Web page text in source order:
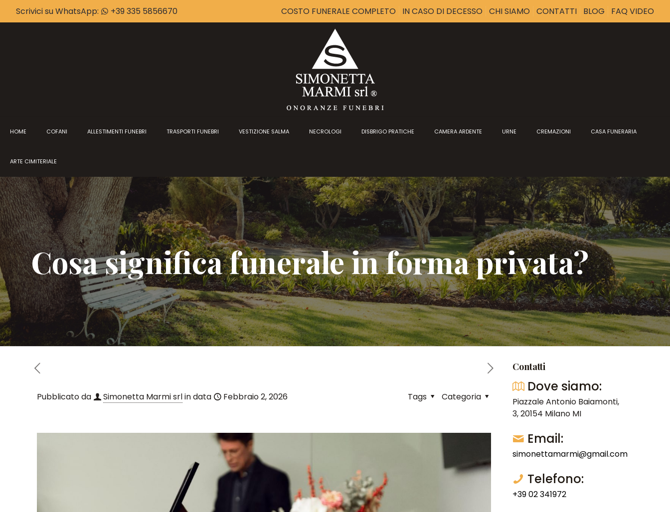
Scrivici su WhatsApp: +39 335 5856670 COSTO FUNERALE COMPLETO IN CASO DI DECESSO CHI SIAMO CONTATTI BLOG FAQ VIDEO
HOME COFANI ALLESTIMENTI FUNEBRI TRASPORTI FUNEBRI VESTIZIONE SALMA NECROLOGI DISBRIGO PRATICHE CAMERA ARDENTE URNE CREMAZIONI CASA FUNERARIA
ARTE CIMITERIALE
Cosa significa funerale in forma privata?
Pubblicato da Simonetta Marmi srlin data Febbraio 2, 2026 Categoria
Tags
Contatti
Dove siamo:
Piazzale Antonio Baiamonti,
3, 20154 Milano MI
Email:
simonettamarmi@gmail.com
Telefono:
+39 02 341972